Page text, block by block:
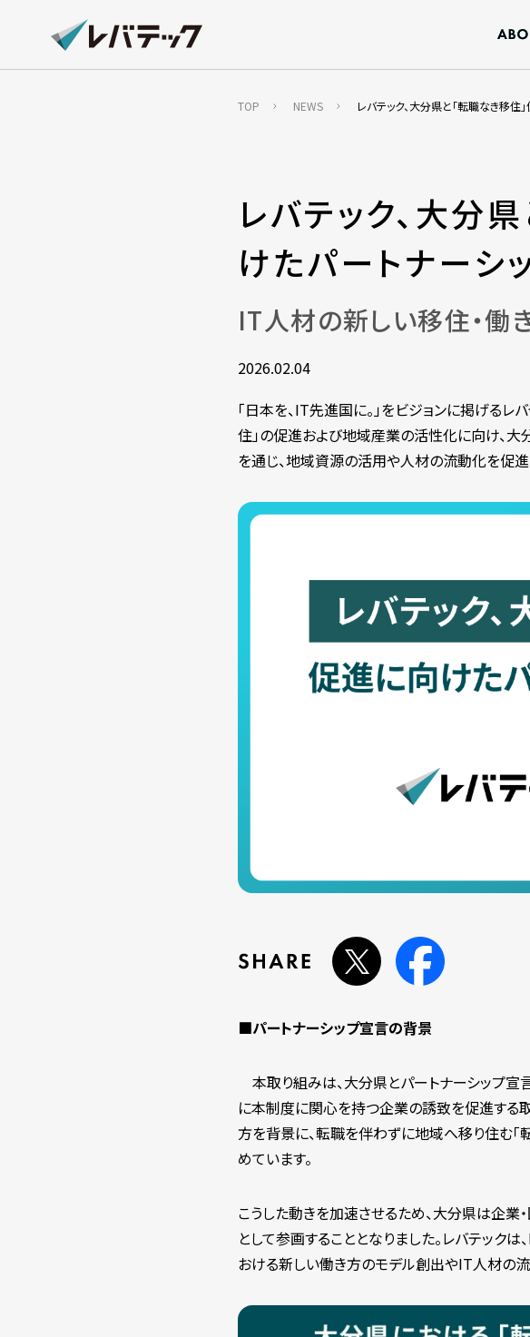
TOP NEWS レバテック、大分県と「転職なき移
レバテック、大分
けたパートナーシ
IT人材の新しい移住・働
2026.02.04
「日本を、IT先進国に。」をビジョンに掲げるレ
住」の促進および地域産業の活性化に向け、大
を通じ、地域資源の活用や人材の流動化を促
■パートナーシップ宣言の背景
本取り組みは、大分県とパートナーシップ
に本制度に関心を持つ企業の誘致を促進する
方を背景に、転職を伴わずに地域へ移り住む
めています。
こうした動きを加速させるため、大分県は企業
として参画することとなりました。レバテッ
おける新しい働き方のモデル創出やIT人材の